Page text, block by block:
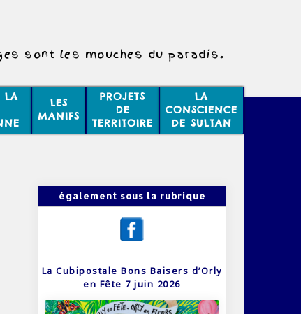
sont les mouches du paradis.
LA
LES
MANIFS
PROJETS
DE
TERRITOIRE
LA
CONSCIENCE
DE SULTAN
également sous la rubrique
La Cubipostale Bons Baisers d’Orly
en Fête 7 juin 2026